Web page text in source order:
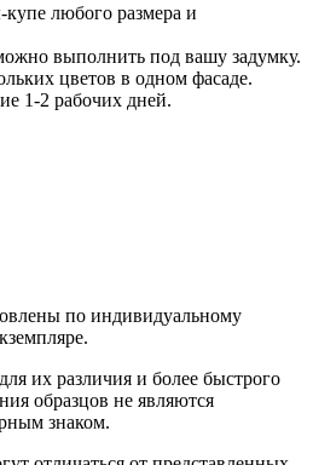
любого размера и
выполнить под вашу задумку.
цветов в одном фасаде.
1-2 рабочих дней.
по индивидуальному
их различия и более быстрого
образцов не являются
знаком.